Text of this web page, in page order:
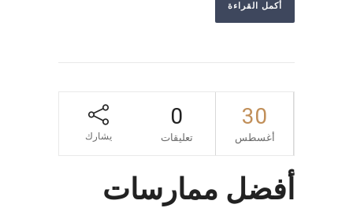
أكمل القراءة
30
أغسطس
0
تعليقات يشارك
أفضل ممارسات